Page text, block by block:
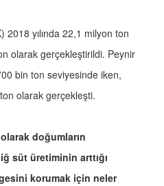
yılında 22,1 milyon ton
olarak gerçekleştirildi. Peynir
bin ton seviyesinde iken,
olarak gerçekleşti.
doğumların
süt üretiminin arttığı
korumak için neler